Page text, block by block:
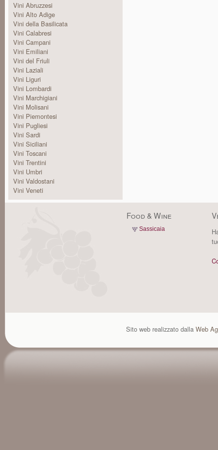
Vini Abruzzesi
Vini Alto Adige
Vini della Basilicata
Vini Calabresi
Vini Campani
Vini Emiliani
Vini del Friuli
Vini Laziali
Vini Liguri
Vini Lombardi
Vini Marchigiani
Vini Molisani
Vini Piemontesi
Vini Pugliesi
Vini Sardi
Vini Siciliani
Vini Toscani
Vini Trentini
Vini Umbri
Vini Valdostani
Vini Veneti
Food & Wine
Sassicaia
Sito web realizzato dalla Web